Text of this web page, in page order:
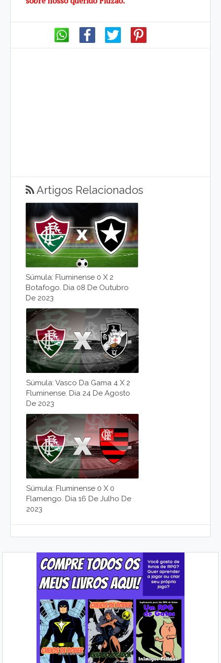
Artigos Relacionados
Súmula: Fluminense 0 X 2
Botafogo. Dia 08 De Outubro
De 2023
Súmula: Vasco Da Gama 4 X 2
Fluminense. Dia 24 De Agosto
De 2023
Súmula: Fluminense 0 X 0
Flamengo. Dia 16 De Julho De
2023